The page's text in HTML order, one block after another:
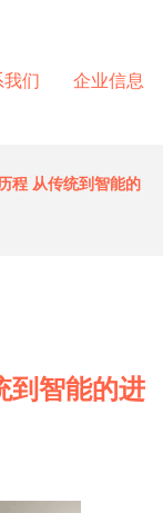
我们 企业信息
程 从传统到智能的
到智能的进